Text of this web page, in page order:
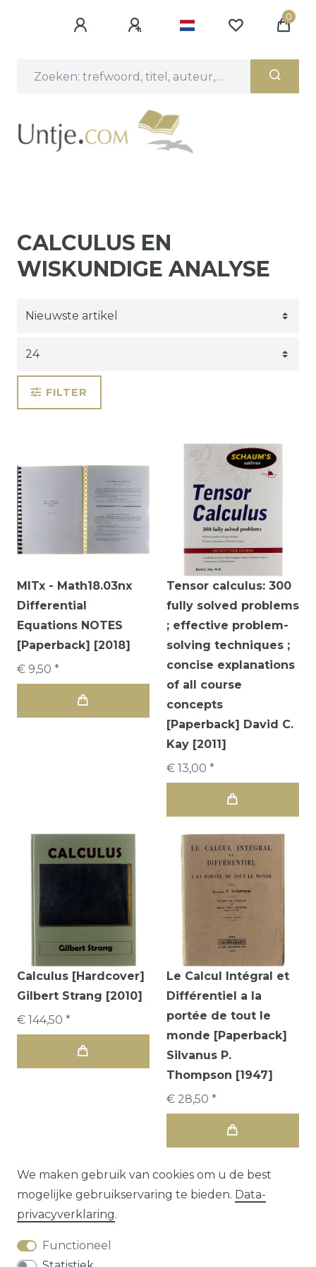
0
CALCULUS EN
WISKUNDIGE ANALYSE
FILTER
MITx - Math18.03nx
Differential
Equations NOTES
[Paperback] [2018]
€ 9,50 *
Tensor calculus: 300
fully solved problems
; effective problem-
solving techniques ;
concise explanations
of all course
concepts
[Paperback] David C.
Kay [2011]
€ 13,00 *
Calculus [Hardcover]
Gilbert Strang [2010]
€ 144,50 *
Le Calcul Intégral et
Différentiel a la
portée de tout le
monde [Paperback]
Silvanus P.
Thompson [1947]
€ 28,50 *
We maken gebruik van cookies om u de best
mogelijke gebruikservaring te bieden. Data­
privacy­verklaring.
Functioneel